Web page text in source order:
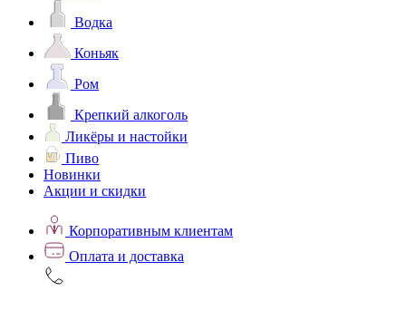
Водка
Коньяк
Ром
Крепкий алкоголь
Ликёры и настойки
Пиво
Новинки
Акции и скидки
Корпоративным клиентам
Оплата и доставка